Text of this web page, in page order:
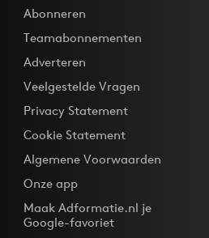
Abonneren
Teamabonnementen
Adverteren
Veelgestelde Vragen
Privacy Statement
Cookie Statement
Algemene Voorwaarden
Onze app
Maak Adformatie.nl je
Google-favoriet